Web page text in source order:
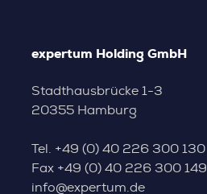
expertum Holding GmbH
Stadthausbrücke 1-3
20355 Hamburg
Tel. +49 (0) 40 226 300 130
Fax +49 (0) 40 226 300 149
info@expertum.de